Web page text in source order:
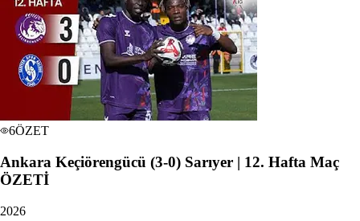
6ÖZET
Ankara Keçiörengücü (3-0) Sarıyer | 12. Hafta Maç
ÖZETİ
2026